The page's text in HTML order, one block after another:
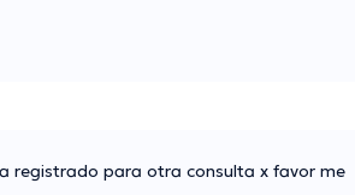
registrado para otra consulta x favor me